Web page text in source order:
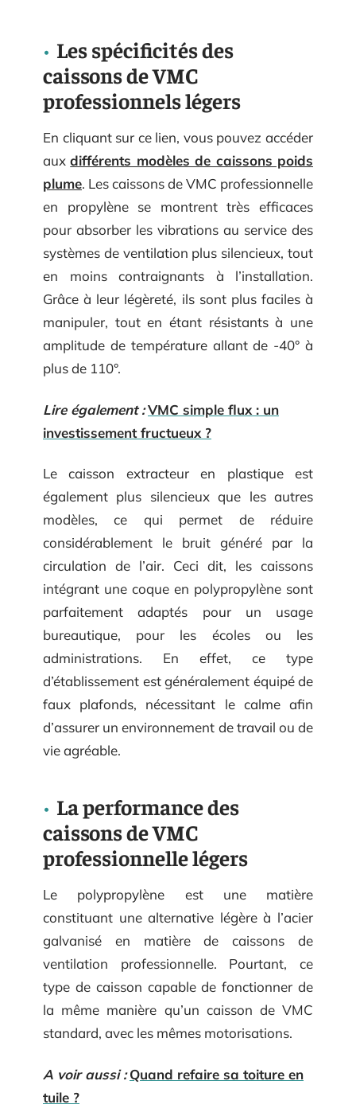
Les spécificités des
caissons de VMC
professionnels légers
En cliquant sur ce lien, vous pouvez accéder
auxdifférents modèles de caissons poids
plume. Les caissons de VMC professionnelle
en propylène se montrent très efficaces
pour absorber les vibrations au service des
systèmes de ventilation plus silencieux, tout
en moins contraignants à l’installation.
Grâce à leur légèreté, ils sont plus faciles à
manipuler, tout en étant résistants à une
amplitude de température allant de -40° à
plus de 110°.
Lire également :VMC simple flux : un
investissement fructueux ?
Le caisson extracteur en plastique est
également plus silencieux que les autres
modèles, ce qui permet de réduire
considérablement le bruit généré par la
circulation de l’air. Ceci dit, les caissons
intégrant une coque en polypropylène sont
parfaitement adaptés pour un usage
bureautique, pour les écoles ou les
administrations. En effet, ce type
d’établissement est généralement équipé de
faux plafonds, nécessitant le calme afin
d’assurer un environnement de travail ou de
vie agréable.
La performance des
caissons de VMC
professionnelle légers
Le polypropylène est une matière
constituant une alternative légère à l’acier
galvanisé en matière de caissons de
ventilation professionnelle. Pourtant, ce
type de caisson capable de fonctionner de
la même manière qu’un caisson de VMC
standard, avec les mêmes motorisations.
A voir aussi : Quand refaire sa toiture en
tuile ?